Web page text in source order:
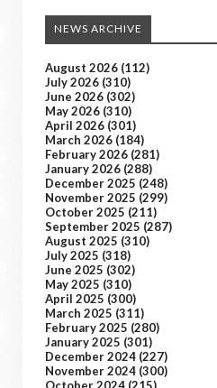
NEWS ARCHIVE
August 2026 (112)
July 2026 (310)
June 2026 (302)
May 2026 (310)
April 2026 (301)
March 2026 (184)
February 2026 (281)
January 2026 (288)
December 2025 (248)
November 2025 (299)
October 2025 (211)
September 2025 (287)
August 2025 (310)
July 2025 (318)
June 2025 (302)
May 2025 (310)
April 2025 (300)
March 2025 (311)
February 2025 (280)
January 2025 (301)
December 2024 (227)
November 2024 (300)